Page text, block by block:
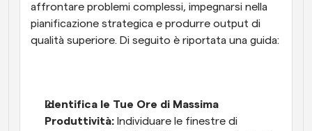
affrontare problemi complessi, impegnarsi nella
pianificazione strategica e produrre output di
qualità superiore. Di seguito è riportata una guida:
Identifica le Tue Ore di Massima
Produttività: Individuare le finestre di